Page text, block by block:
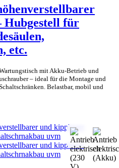
Hubgestell für
etc.
mit Akku-Betrieb und
– ideal für die Montage und
Belastbar, mobil und